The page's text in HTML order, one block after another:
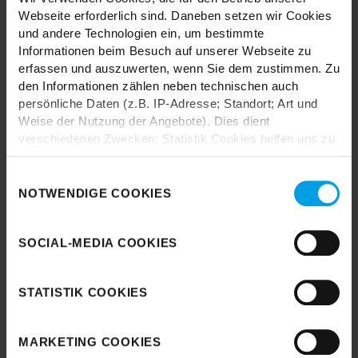
Webseite erforderlich sind. Daneben setzen wir Cookies
und andere Technologien ein, um bestimmte
Informationen beim Besuch auf unserer Webseite zu
erfassen und auszuwerten, wenn Sie dem zustimmen. Zu
den Informationen zählen neben technischen auch
persönliche Daten (z.B. IP-Adresse; Standort; Art und
Weise der Nutzung der Angebote). Dies dient
verschiedenen Zwecken: Statistik Cookies helfen uns zu
anonymisiert für statistische Zwecke auszuwerten.
Marketing Cookies helfen uns, Ihnen personalisierte
es, eine Verbindung zu sozialen Netzwerken aufzubauen,
Kategorien sie neben den notwendigen Cookies zulassen
„Einverstanden“, wenn Sie mit dem Einsatz aller
NOTWENDIGE COOKIES
SOCIAL-MEDIA COOKIES
STATISTIK COOKIES
MARKETING COOKIES
Durch das Laden akzeptieren Sie die
Datenschutzbestimmungen von Google.